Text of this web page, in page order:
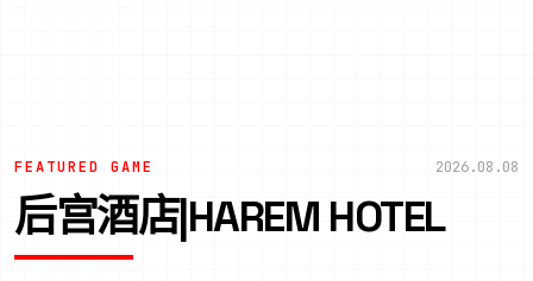
FEATURED GAME 2026.08.08
后宫酒店|HAREM HOTEL